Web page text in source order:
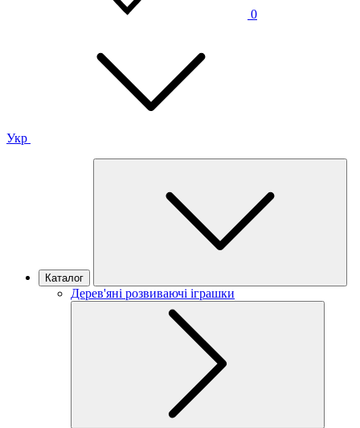
0
Укр
Каталог
Дерев'яні розвиваючі іграшки